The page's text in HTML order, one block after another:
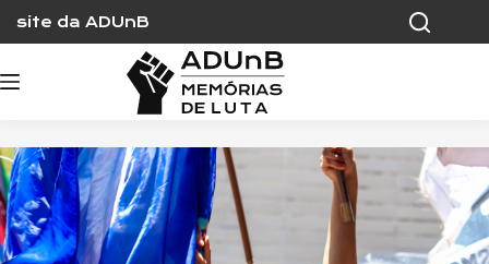
content
site da ADUnB